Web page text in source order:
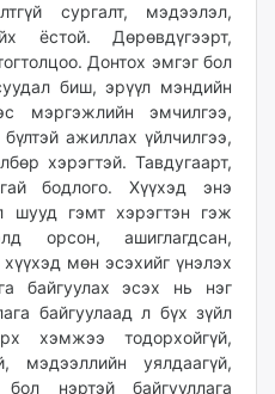
сургалт, мэдээлэл,
ёстой. Дөрөвдүгээрт,
Донтох эмгэг бол
биш, эрүүл мэндийн
мэргэжлийн эмчилгээ,
ажиллах үйлчилгээ,
хэрэгтэй. Тавдугаарт,
бодлого. Хүүхэд энэ
шууд гэмт хэрэгтэн гэж
орсон, ашиглагдсан,
мөн эсэхийг үнэлэх
байгуулах эсэх нь нэг
байгуулаад л бүх зүйл
хэмжээ тодорхойгүй,
мэдээллийн уялдаагүй,
нэртэй байгууллага